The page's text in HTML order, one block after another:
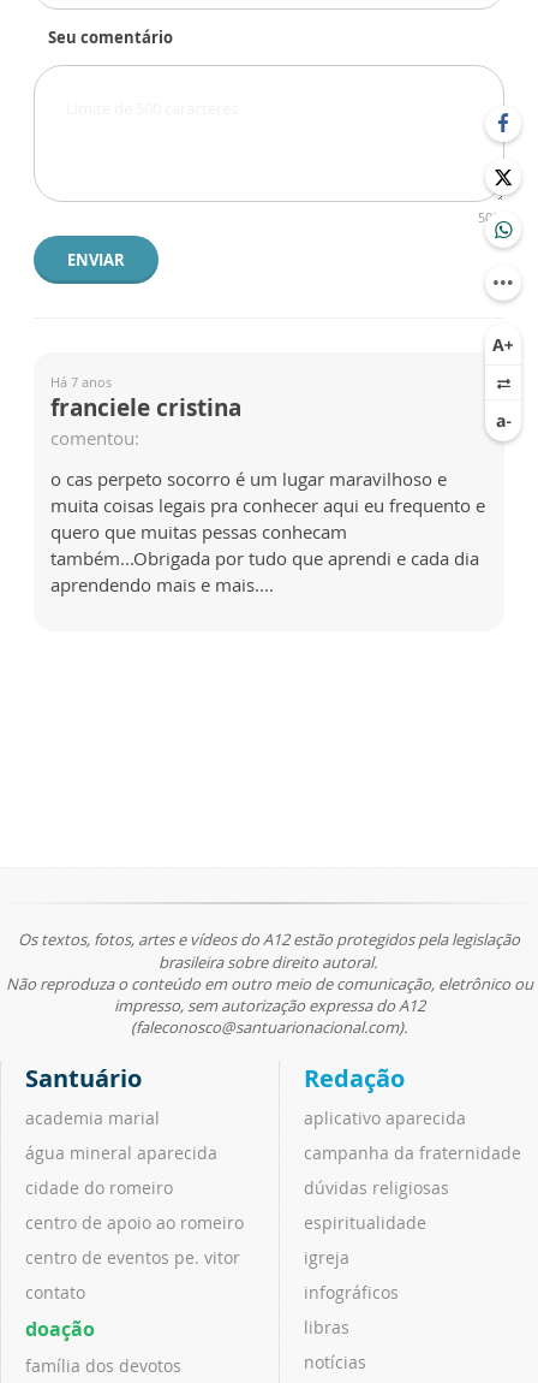
Seu comentário
500
ENVIAR
Há 7 anos
franciele cristina
comentou:
o cas perpeto socorro é um lugar maravilhoso e
muita coisas legais pra conhecer aqui eu frequento e
quero que muitas pessas conhecam
também...Obrigada por tudo que aprendi e cada dia
aprendendo mais e mais....
Os textos, fotos, artes e vídeos do A12 estão protegidos pela legislação
brasileira sobre direito autoral.
Não reproduza o conteúdo em outro meio de comunicação, eletrônico ou
impresso, sem autorização expressa do A12
(faleconosco@santuarionacional.com).
Santuário
academia marial
água mineral aparecida
cidade do romeiro
centro de apoio ao romeiro
centro de eventos pe. vitor
contato
doação
família dos devotos
Redação
aplicativo aparecida
campanha da fraternidade
dúvidas religiosas
espiritualidade
igreja
infográficos
libras
notícias